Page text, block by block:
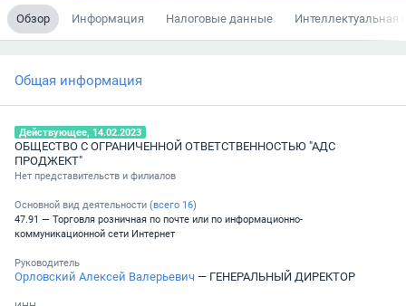
Обзор Информация Налоговые данные Интеллектуальная
Общая информация
Действующее, 14.02.2023
ОБЩЕСТВО С ОГРАНИЧЕННОЙ ОТВЕТСТВЕННОСТЬЮ "АДС
ПРОДЖЕКТ"
Нет представительств и филиалов
Основной вид деятельности (всего 16)
47.91 — Торговля розничная по почте или по информационно-
коммуникационной сети Интернет
Руководитель
Орловский Алексей Валерьевич — ГЕНЕРАЛЬНЫЙ ДИРЕКТОР